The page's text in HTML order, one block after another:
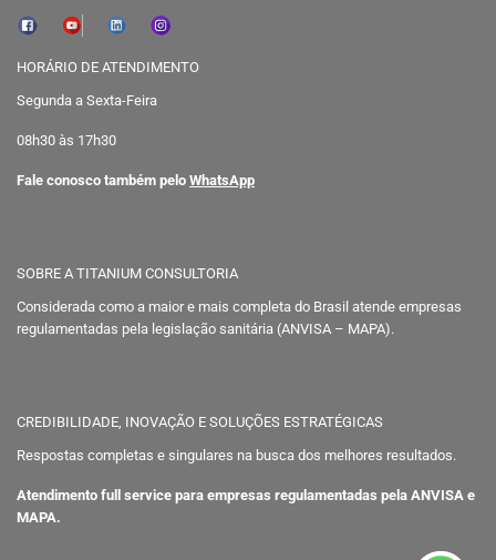
HORÁRIO DE ATENDIMENTO
Segunda a Sexta-Feira
08h30 às 17h30
Fale conosco também pelo WhatsApp
SOBRE A TITANIUM CONSULTORIA
Considerada como a maior e mais completa do Brasil atende empresas
regulamentadas pela legislação sanitária (ANVISA – MAPA).
CREDIBILIDADE, INOVAÇÃO E SOLUÇÕES ESTRATÉGICAS
Respostas completas e singulares na busca dos melhores resultados.
Atendimento full service para empresas regulamentadas pela ANVISA e
MAPA.